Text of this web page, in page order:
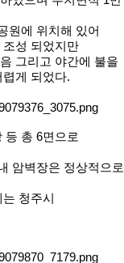
원에 위치해 있어
성 되었지만
그리고 야간에 불을
게 되었다.
등 총 6면으로
암벽장은 정상적으로
청주시